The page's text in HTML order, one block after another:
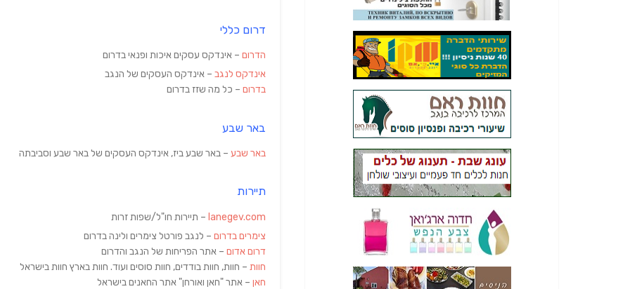
דרום כללי
הדרום – אינדקס עסקים איכות ופנאי בדרום
אינדקס לנגב – אינדקס העסקים של הנגב
בדרום – כל מה שזז בדרום
באר שבע
באר שבע – באר שבע ביז, אינדקס העסקים של באר שבע וסביבתה
תיירות
lanegev.com – תיירות חו"ל/שפות זרות
צימרים בדרום – לנגב פורטל צימרים ולינה בדרום
דרום אדום – אתר הפריחות של הנגב והדרום
חוות – חוות, חוות בודדים, חוות סוסים ועוד. חוות בארץ חוות בישראל
חאן – אתר "חאן ואורחן" אתר החאנים בישראל